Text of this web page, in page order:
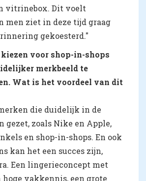
vitrinebox. Dit voelt
men ziet in deze tijd graag
gekoesterd."
voor shop-in-shops
merkbeeld te
Wat is het voordeel van dit
die duidelijk in de
gezet, zoals Nike en Apple,
en shop-in-shops. En ook
kan het een succes zijn,
Een lingerieconcept met
hoge vakkennis, een grote